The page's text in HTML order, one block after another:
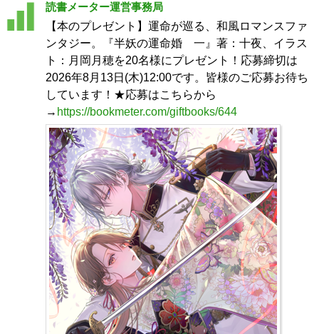
読書メーター運営事務局
【本のプレゼント】運命が巡る、和風ロマンスファ
ンタジー。『半妖の運命婚 一』著：十夜、イラス
ト：月岡月穂を20名様にプレゼント！応募締切は
2026年8月13日(木)12:00です。皆様のご応募お待ち
しています！★応募はこちらから
→ https://bookmeter.com/giftbooks/644